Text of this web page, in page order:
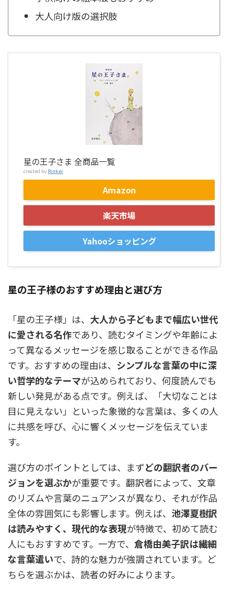
大人向け版の選択肢
星の王子さま 全商品一覧
created by Rinker
Amazon
楽天市場
Yahooショッピング
星の王子様のおすすめ理由と選び方
「星の王子様」は、 大人から子どもまで幅広い世代
に愛される名作であり、読むタイミングや年齢によ
って異なるメッセージを感じ取ることができる作品
です。おすすめの理由は、 シンプルな言葉の中に深
い哲学的なテーマが込められており、何度読んでも
新しい発見がある点です。例えば、「大切なことは
目に見えない」といった象徴的な言葉は、多くの人
に共感を呼び、心に響くメッセージを伝えていま
す。
選び方のポイントとしては、まずどの翻訳者のバー
ジョンを選ぶかが重要です。翻訳者によって、文章
のリズムや言葉のニュアンスが異なり、それが作品
全体の雰囲気にも影響します。例えば、 池澤夏樹訳
は読みやすく、現代的な表現が特徴で、初めて読む
人にもおすすめです。一方で、 倉橋由美子訳は繊細
な言葉遣いで、詩的な魅力が強調されています。ど
ちらを選ぶかは、読者の好みによります。